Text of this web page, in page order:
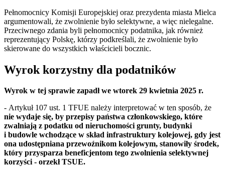
Pełnomocnicy Komisji Europejskiej oraz prezydenta miasta Mielca
argumentowali, że zwolnienie było selektywne, a więc nielegalne.
Przeciwnego zdania byli pełnomocnicy podatnika, jak również
reprezentujący Polskę, którzy podkreślali, że zwolnienie było
skierowane do wszystkich właścicieli bocznic.
Wyrok korzystny dla podatników
Wyrok w tej sprawie zapadł we wtorek 29 kwietnia 2025 r.
- Artykuł 107 ust. 1 TFUE należy interpretować w ten sposób, że
nie wydaje się, by przepisy państwa członkowskiego, które
zwalniają z podatku od nieruchomości grunty, budynki
i budowle wchodzące w skład infrastruktury kolejowej, gdy jest
ona udostępniana przewoźnikom kolejowym, stanowiły środek,
który przysparza beneficjentom tego zwolnienia selektywnej
korzyści - orzekł TSUE.